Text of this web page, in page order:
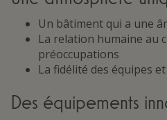
Un bâtiment qui a une
La relation humaine au
préoccupations
La fidélité des équipes
Des équipements